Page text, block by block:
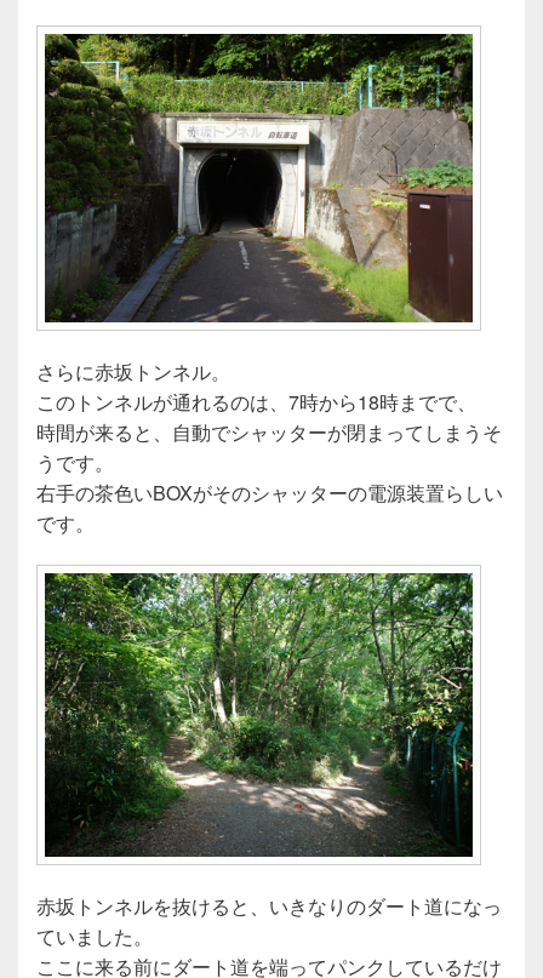
さらに赤坂トンネル。
このトンネルが通れるのは、7時から18時までで、
時間が来ると、自動でシャッターが閉まってしまうそ
うです。
右手の茶色いBOXがそのシャッターの電源装置らしい
です。
赤坂トンネルを抜けると、いきなりのダート道になっ
ていました。
ここに来る前にダート道を端ってパンクしているだけ